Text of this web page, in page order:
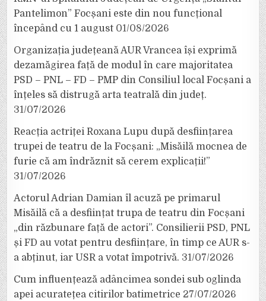
Pantelimon” Focșani este din nou funcțional
începând cu 1 august 01/08/2026
Organizația județeană AUR Vrancea își exprimă
dezamăgirea față de modul în care majoritatea
PSD – PNL – FD – PMP din Consiliul local Focșani a
înțeles să distrugă arta teatrală din județ.
31/07/2026
Reacția actriței Roxana Lupu după desființarea
trupei de teatru de la Focșani: „Misăilă mocnea de
furie că am îndrăznit să cerem explicații!”
31/07/2026
Actorul Adrian Damian îl acuză pe primarul
Misăilă că a desființat trupa de teatru din Focșani
„din răzbunare față de actori”. Consilierii PSD, PNL
și FD au votat pentru desființare, în timp ce AUR s-
a abținut, iar USR a votat împotrivă. 31/07/2026
Cum influențează adâncimea sondei sub oglinda
apei acuratețea citirilor batimetrice 27/07/2026